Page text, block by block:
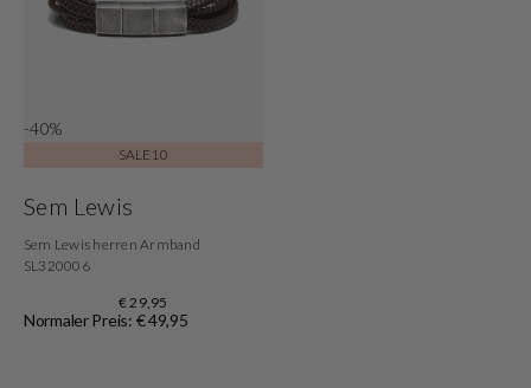
-40%
SALE10
Sem Lewis
Sem Lewis herren Armband
SL320006
€ 29,95
Normaler Preis: € 49,95